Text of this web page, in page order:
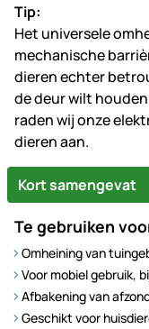
Tip:
Het universele
mechanische
dieren echter
de deur wilt
raden wij onze
dieren aan.
Kort samengevat
Te gebruiken
Omheining van
Voor mobiel gebruik,
Afbakening van
Geschikt voor